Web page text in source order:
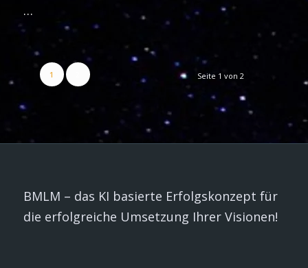
…
Seite 1 von 2
1
BMLM – das KI basierte Erfolgskonzept für
die erfolgreiche Umsetzung Ihrer Visionen!